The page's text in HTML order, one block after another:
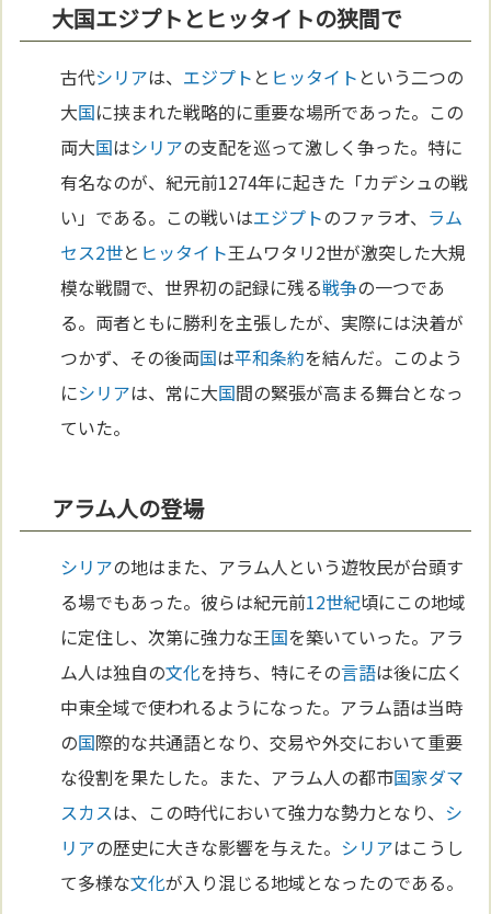
大国エジプトとヒッタイトの狭間で
古代シリアは、 エジプト と ヒッタイト という二つの
大国に挟まれた戦略的に重要な場所であった。この
両大国はシリアの支配を巡って激しく争った。特に
有名なのが、紀元前1274年に起きた「カデシュの戦
い」である。この戦いはエジプトのファラオ、 ラム
セス2世と ヒッタイト王ムワタリ2世が激突した大規
模な戦闘で、世界初の記録に残る戦争の一つであ
る。両者ともに勝利を主張したが、実際には決着が
つかず、その後両国は平和条約を結んだ。このよう
にシリアは、常に大国間の緊張が高まる舞台となっ
ていた。
アラム人の登場
シリアの地はまた、アラム人という遊牧民が台頭す
る場でもあった。彼らは紀元前12世紀頃にこの地域
に定住し、次第に強力な王国を築いていった。アラ
ム人は独自の文化を持ち、特にその言語は後に広く
中東全域で使われるようになった。アラム語は当時
の国際的な共通語となり、交易や外交において重要
な役割を果たした。また、アラム人の都市国家ダマ
スカスは、この時代において強力な勢力となり、 シ
リアの歴史に大きな影響を与えた。 シリアはこうし
て多様な文化が入り混じる地域となったのである。